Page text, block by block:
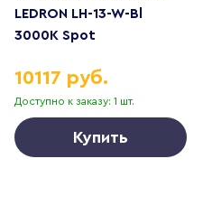
LEDRON LH-13-W-Bl
3000K Spot
Доступно к заказу: 1 шт.
10117 руб.
Купить